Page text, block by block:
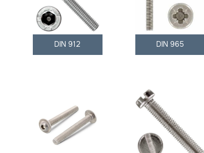
DIN 912 DIN 965